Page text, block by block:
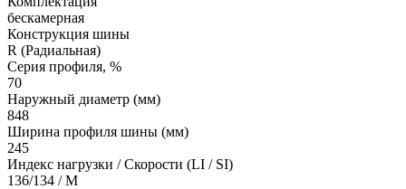
бескамерная
Конструкция шины
R (Радиальная)
Серия профиля, %
70
Наружный диаметр (мм)
848
Ширина профиля шины (мм)
245
Индекс нагрузки / Скорости (LI / SI)
136/134 / M